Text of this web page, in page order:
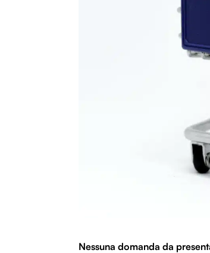
Nessuna domanda da